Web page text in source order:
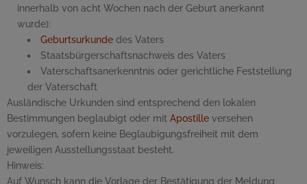
innerhalb von acht Wochen nach der Geburt anerkannt
wurde):
Geburtsurkunde des Vaters
Staatsbürgerschaftsnachweis des Vaters
Vaterschaftsanerkenntnis oder gerichtliche Feststellung
der Vaterschaft
Ausländische Urkunden sind entsprechend den lokalen
Bestimmungen beglaubigt oder mit Apostille versehen
vorzulegen, sofern keine Beglaubigungsfreiheit mit dem
jeweiligen Ausstellungsstaat besteht.
Hinweis:
Auf Wunsch kann die Vorlage der Bestätigung der Meldung